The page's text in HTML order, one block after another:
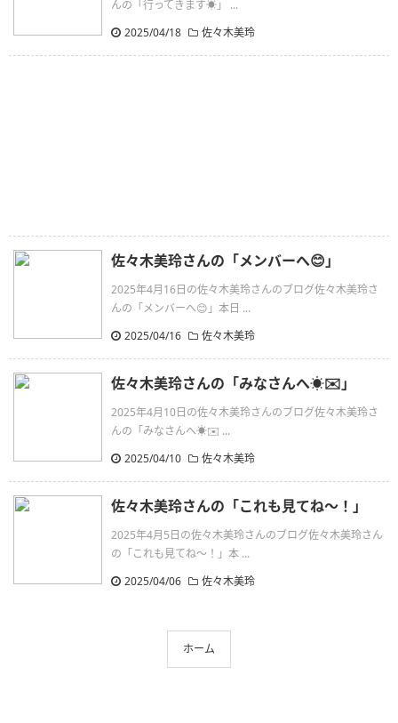
んの「行ってきます☀️」 ...
2025/04/18
佐々木美玲
佐々木美玲さんの「メンバーへ😊」
2025年4月16日の佐々木美玲さんのブログ佐々木美玲さ
んの「メンバーへ😊」本日 ...
2025/04/16
佐々木美玲
佐々木美玲さんの「みなさんへ☀️✉️」
2025年4月10日の佐々木美玲さんのブログ佐々木美玲さ
んの「みなさんへ☀️✉️ ...
2025/04/10
佐々木美玲
佐々木美玲さんの「これも見てね〜！」
2025年4月5日の佐々木美玲さんのブログ佐々木美玲さん
の「これも見てね〜！」本 ...
2025/04/06
佐々木美玲
ホーム